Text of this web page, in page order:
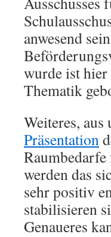
anwesend
wurde ist hier
Thematik
Weiteres,
Präsentation
werden das
sehr positiv
stabilisieren
Genaueres